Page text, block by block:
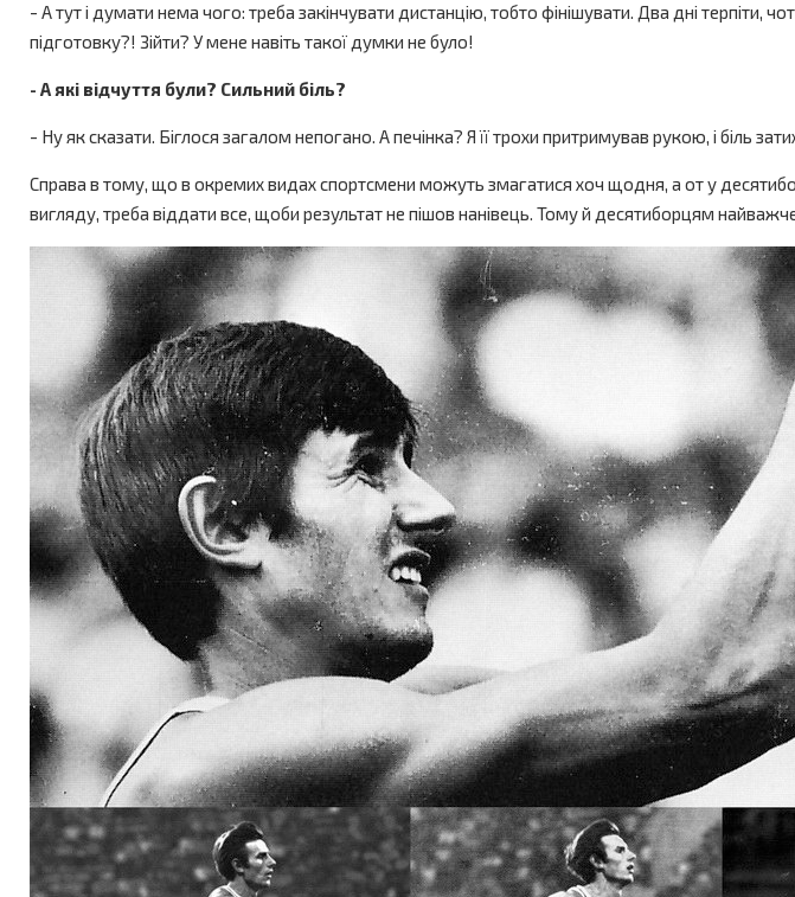
- А тут і думати нема чого: треба закінчувати дистанцію, тобто фінішувати. Два дні
підготовку?! Зійти? У мене навіть такої думки не було!
- А які відчуття були? Сильний біль?
- Ну як сказати. Біглося загалом непогано. А печінка? Я її трохи притримував рукою, і біль
Справа в тому, що в окремих видах спортсмени можуть змагатися хоч щодня, а от у
вигляду, треба віддати все, щоби результат не пішов нанівець. Тому й десятиборцям